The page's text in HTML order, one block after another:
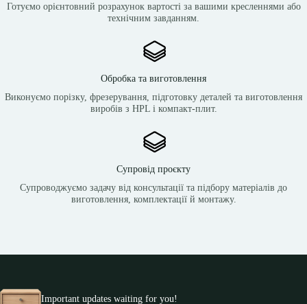
Готуємо орієнтовний розрахунок вартості за вашими кресленнями або
технічним завданням.
Обробка та виготовлення
Виконуємо порізку, фрезерування, підготовку деталей та виготовлення
виробів з HPL і компакт-плит.
Супровід проєкту
Супроводжуємо задачу від консультації та підбору матеріалів до
виготовлення, комплектації й монтажу.
Important updates waiting for you!